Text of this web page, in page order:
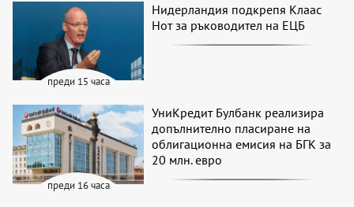
преди 15 часа
Нидерландия подкрепя Клаас
Нот за ръководител на ЕЦБ
преди 16 часа
УниКредит Булбанк реализира
допълнително пласиране на
облигационна емисия на БГК за
20 млн. евро